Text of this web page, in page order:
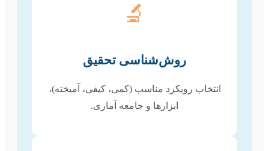
🔬
روش‌شناسی تحقیق
انتخاب رویکرد مناسب (کمی، کیفی، آمیخته)،
ابزارها و جامعه آماری.